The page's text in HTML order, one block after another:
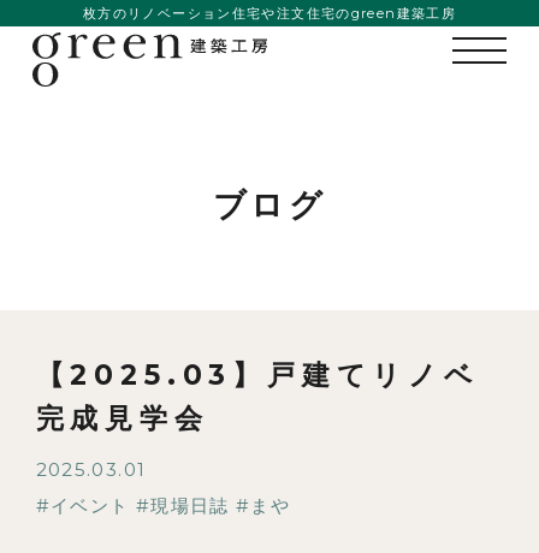
枚方のリノベーション住宅や注文住宅のgreen建築工房
ブログ
【2025.03】戸建てリノベ
完成見学会
2025.03.01
イベント
現場日誌 まや